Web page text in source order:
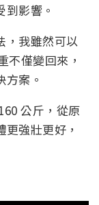
影響。
，我雖然可以
不僅變回來，
案。
公斤，從原
強壯更好，